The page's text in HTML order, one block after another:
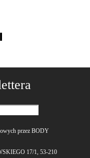
przez BODY
17/1, 53-210